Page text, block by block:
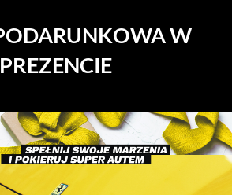
W
PREZENCIE